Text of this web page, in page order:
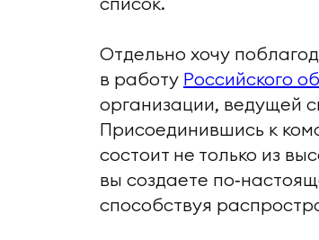
Отдельно хочу
в работу Российского
организации, ведущей
Присоединившись к
состоит не только из
вы создаете
способствуя